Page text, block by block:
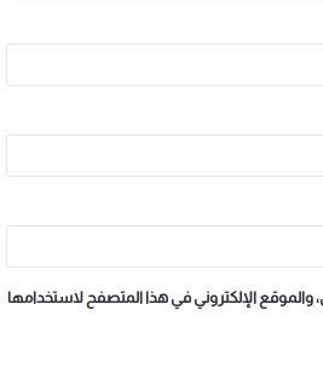
والموقع الإلكتروني في هذا المتصفح لاستخدامها